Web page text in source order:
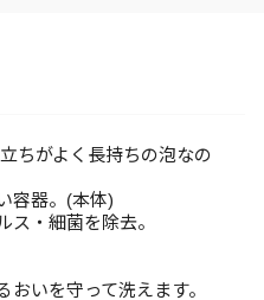
ちがよく長持ちの泡なの
容器。(本体)
ス・細菌を除去。
いを守って洗えます。